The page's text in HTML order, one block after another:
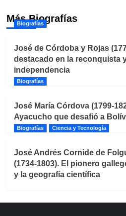
Más Biografías
Biografías
José de Córdoba y Rojas
destacado en la reconquista
independencia
Biografías
José María Córdova (1799-
Ayacucho que desafió a
Biografías Ciencia y Tecnología
José Andrés Cornide de
(1734-1803). El pionero
y la geografía científica